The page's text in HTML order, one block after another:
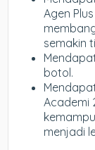
Agen
semakin
botol.
Academi
menjadi